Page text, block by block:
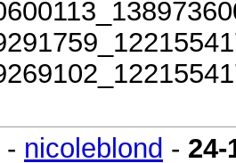
- nicoleblond - 24-